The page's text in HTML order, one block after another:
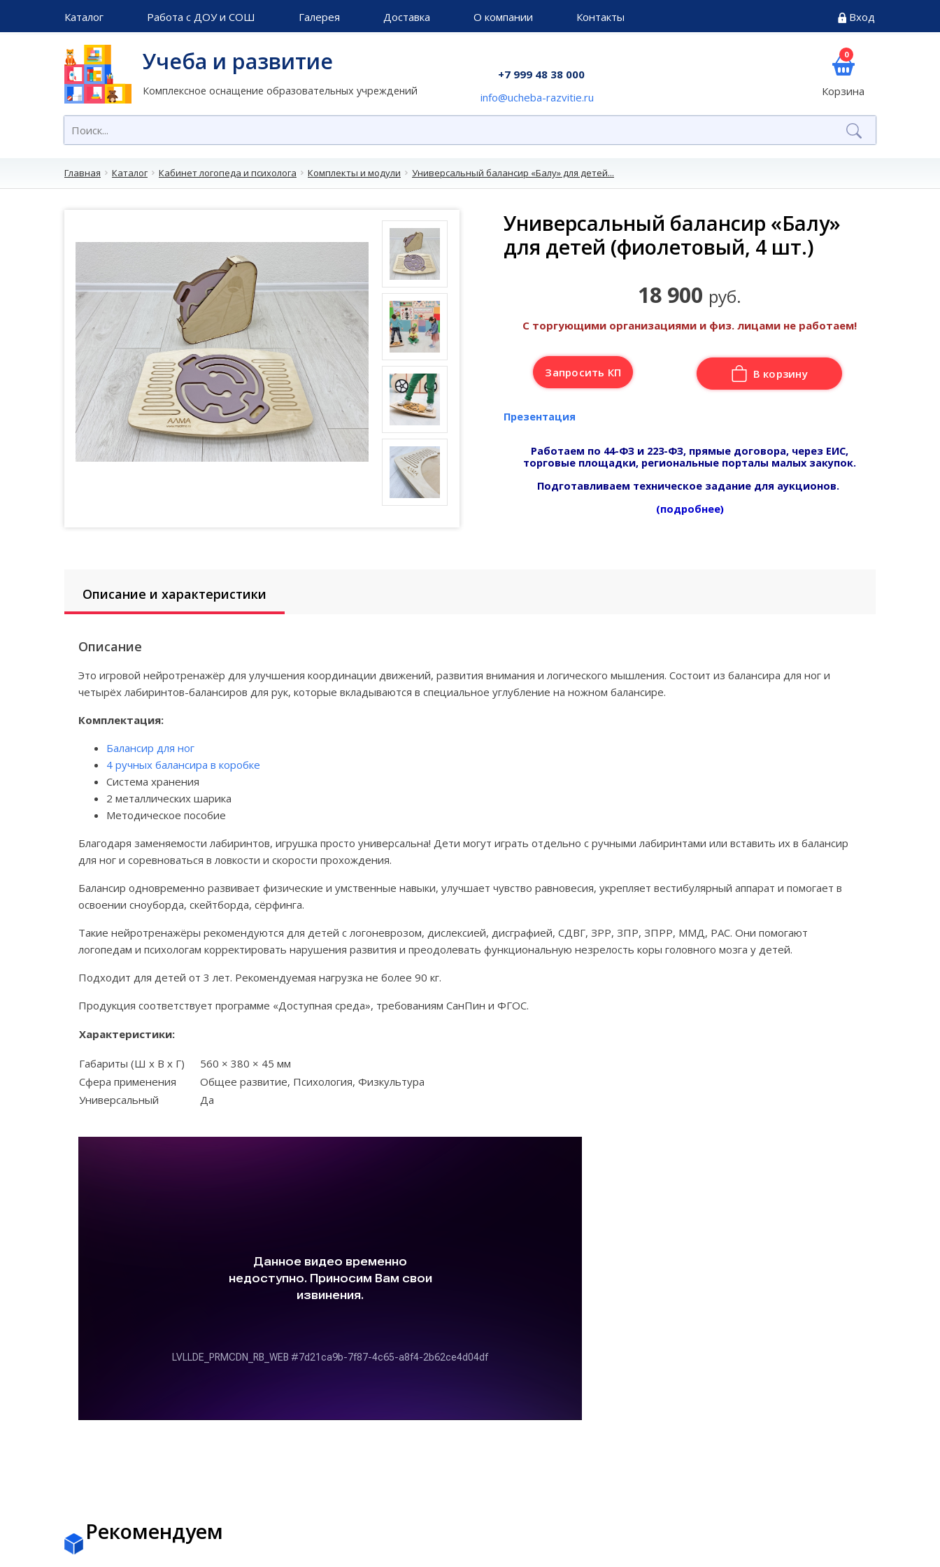
Каталог Работа с ДОУ и СОШ Галерея Доставка О компании Контакты Вход
Учеба и развитие
Комплексное оснащение образовательных учреждений
+7 999 48 38 000
info@ucheba-razvitie.ru
0
Корзина
Главная Каталог Кабинет логопеда и психолога Комплекты и модули Универсальный балансир «Балу» для детей...
Универсальный балансир «Балу»
для детей (фиолетовый, 4 шт.)
18 900 руб.
С торгующими организациями и физ. лицами не работаем!
Запросить КП В корзину
Презентация
Работаем по 44-ФЗ и 223-ФЗ, прямые договора, через ЕИС,
торговые площадки, региональные порталы малых закупок.
Подготавливаем техническое задание для аукционов.
(подробнее)
Описание и характеристики
Описание
Это игровой нейротренажёр для улучшения координации движений, развития внимания и логического мышления. Состоит из балансира для ног и
четырёх лабиринтов-балансиров для рук, которые вкладываются в специальное углубление на ножном балансире.
Комплектация:
Балансир для ног
4 ручных балансира в коробке
Система хранения
2 металлических шарика
Методическое пособие
Благодаря заменяемости лабиринтов, игрушка просто универсальна! Дети могут играть отдельно с ручными лабиринтами или вставить их в балансир
для ног и соревноваться в ловкости и скорости прохождения.
Балансир одновременно развивает физические и умственные навыки, улучшает чувство равновесия, укрепляет вестибулярный аппарат и помогает в
освоении сноуборда, скейтборда, сёрфинга.
Такие нейротренажёры рекомендуются для детей с логоневрозом, дислексией, дисграфией, СДВГ, ЗРР, ЗПР, ЗПРР, ММД, РАС. Они помогают
логопедам и психологам корректировать нарушения развития и преодолевать функциональную незрелость коры головного мозга у детей.
Подходит для детей от 3 лет. Рекомендуемая нагрузка не более 90 кг.
Продукция соответствует программе «Доступная среда», требованиям СанПин и ФГОС.
Характеристики:
Габариты (Ш х В х Г)
560 × 380 × 45 мм
Сфера применения
Общее развитие, Психология, Физкультура
Универсальный
Да
Рекомендуем